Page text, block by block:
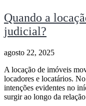
Quando a
judicial?
agosto 22, 2025
A locação de imóveis
locadores e locatários.
intenções evidentes no
surgir ao longo da